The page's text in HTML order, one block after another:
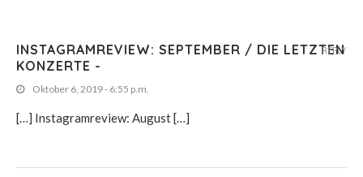
INSTAGRAMREVIEW: SEPTEMBER / DIE LETZTEN
KONZERTE -
Oktober 6, 2019 - 6:55 p.m.
[…] Instagramreview: August […]
REPLY